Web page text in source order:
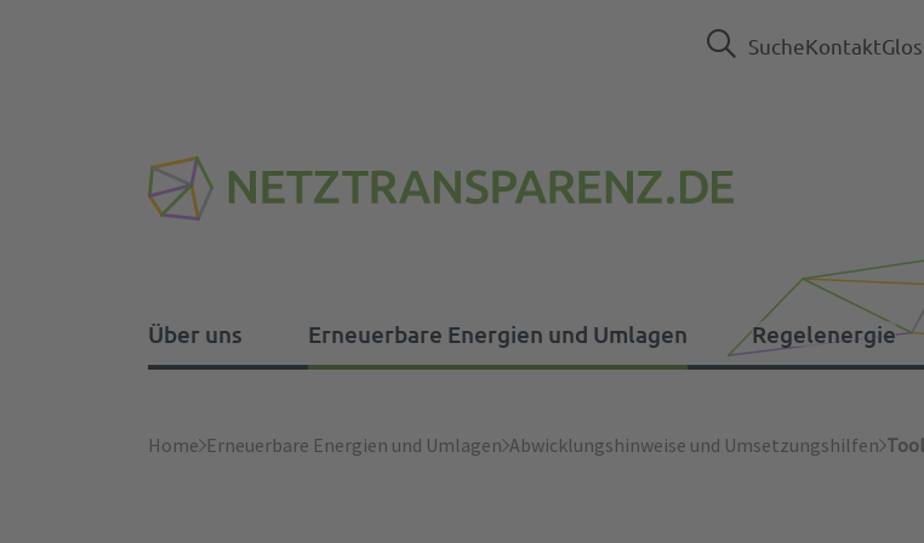
SucheKontakt
Über uns
Über uns
Erneuerbare Energien und Umlagen
Erneuerbare Energien und Umlagen
Regelenergie
Regelenergie
Systemdienstleistungen
Strommarktdesign
Home Erneuerbare Energien und Umlagen Abwicklungshinweise und Umsetzungshilfen